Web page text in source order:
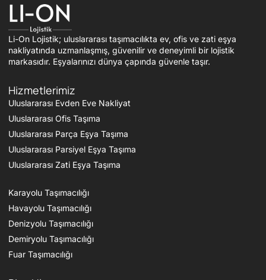
Li-On Lojistik; uluslararası taşımacılıkta ev, ofis ve zati eşya
nakliyatında uzmanlaşmış, güvenilir ve deneyimli bir lojistik
markasıdır. Eşyalarınızı dünya çapında güvenle taşır.
Hizmetlerimiz
Uluslararası Evden Eve Nakliyat
Uluslararası Ofis Taşıma
Uluslararası Parça Eşya Taşıma
Uluslararası Parsiyel Eşya Taşıma
Uluslararası Zati Eşya Taşıma
Karayolu Taşımacılığı
Havayolu Taşımacılığı
Denizyolu Taşımacılığı
Demiryolu Taşımacılığı
Fuar Taşımacılığı